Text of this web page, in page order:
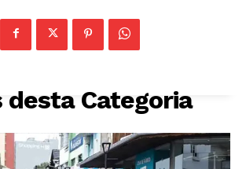
desta Categoria